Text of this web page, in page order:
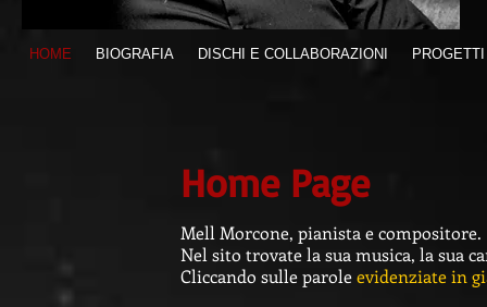
HOME BIOGRAFIA DISCHI E COLLABORAZIONI PROGETTI
Home Page
Mell Morcone, pianista e compositore.
Nel sito trovate la sua musica, la sua
Cliccando sulle paroleevidenziate in